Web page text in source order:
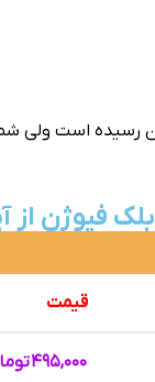
رسیده است ولی
فیوژن از
قیمت
۴۹۵,۰۰۰